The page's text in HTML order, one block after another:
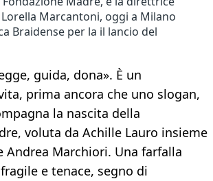
Marcantoni, oggi a Milano
Braidense per la il lancio del
guida, dona». È un
prima ancora che uno slogan,
la nascita della
voluta da Achille Lauro insieme
Andrea Marchiori. Una farfalla
e tenace, segno di